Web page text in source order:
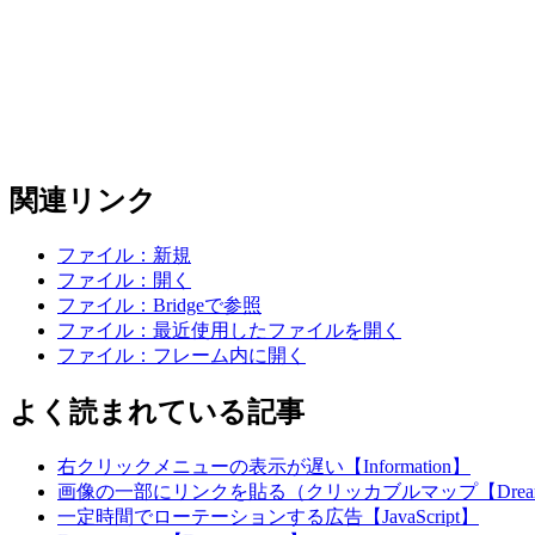
関連リンク
ファイル：新規
ファイル：開く
ファイル：Bridgeで参照
ファイル：最近使用したファイルを開く
ファイル：フレーム内に開く
よく読まれている記事
右クリックメニューの表示が遅い【Information】
画像の一部にリンクを貼る（クリッカブルマップ【
一定時間でローテーションする広告【JavaScript】